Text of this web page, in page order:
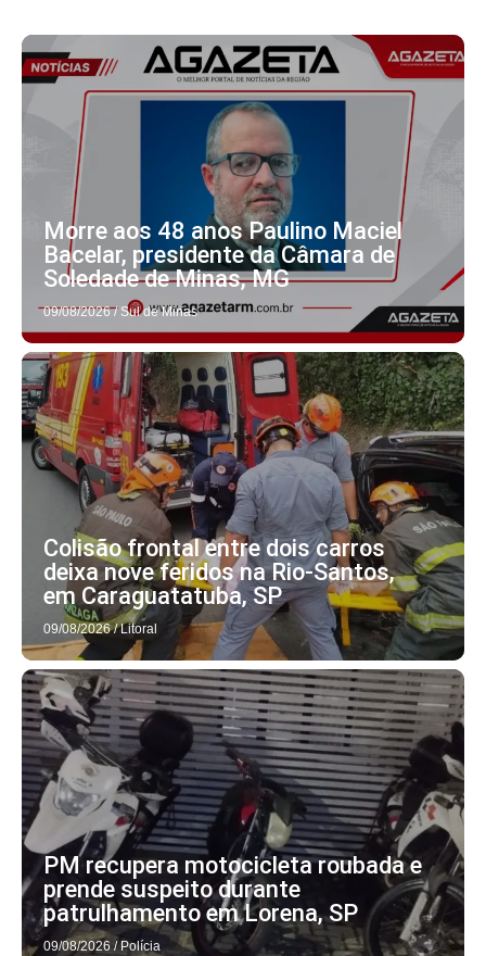
Morre aos 48 anos Paulino Maciel
Bacelar, presidente da Câmara de
Soledade de Minas, MG
09/08/2026 / Sul de Minas
Colisão frontal entre dois carros
deixa nove feridos na Rio-Santos,
em Caraguatatuba, SP
09/08/2026 / Litoral
PM recupera motocicleta roubada e
prende suspeito durante
patrulhamento em Lorena, SP
09/08/2026 / Polícia